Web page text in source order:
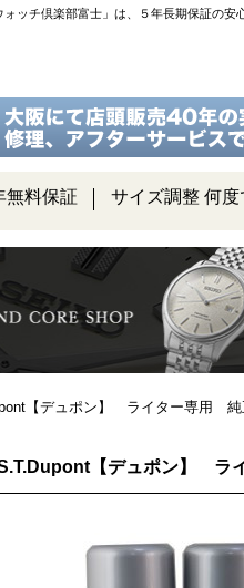
ッチ倶楽部富士」は、５年長期保証の
無料保証 サイズ調整 何
【デュポン】 ライター専用 純
【デュポン】 ラ